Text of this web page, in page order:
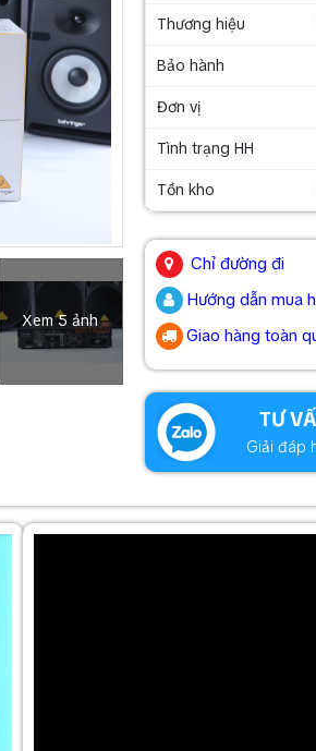
Xem 5 ảnh
Thương hiệu
Bảo hành
Đơn vị
Tình trạng HH
Tồn kho
Chỉ đường đi
Hướng dẫn mua
Giao hàng toàn
TƯ
Giải đáp